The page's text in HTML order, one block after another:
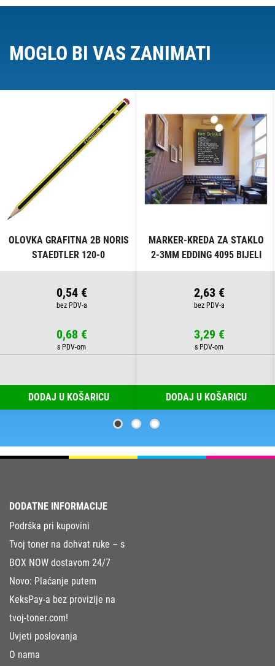
MOGLO BI VAS ZANIMATI
OLOVKA GRAFITNA 2B NORIS
STAEDTLER 120-0
0,54 €
0,68 €
DODAJ U KOŠARICU
MARKER-KREDA ZA STAKLO
2-3MM EDDING 4095 BIJELI
2,63 €
3,29 €
DODAJ U KOŠARICU
DODATNE INFORMACIJE
Podrška pri kupovini
Tvoj toner na dohvat ruke – s
BOX NOW dostavom 24/7
Novo: Plaćanje putem
KeksPay-a bez provizije na
tvoj-toner.com!
Uvjeti poslovanja
O nama